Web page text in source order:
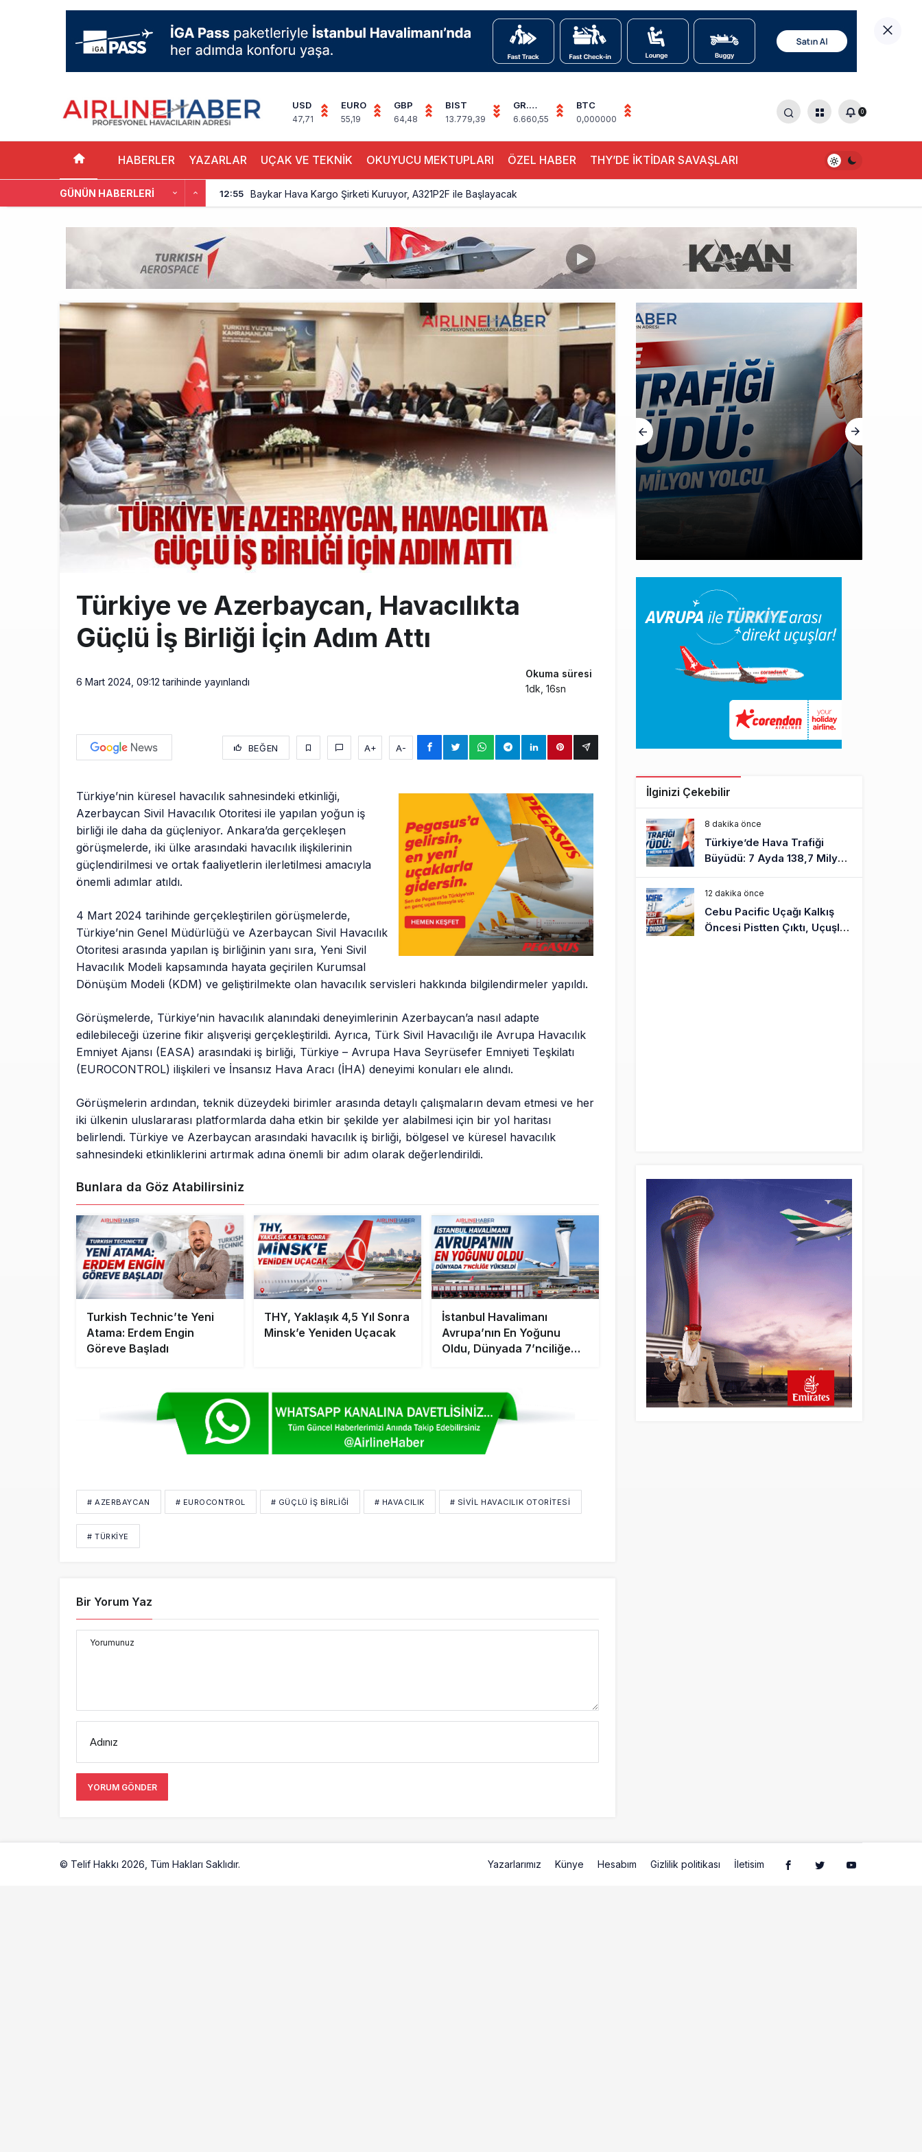
USD
47,71
EURO
55,19
GBP
64,48
BIST
13.779,39
GR.
ALTIN
6.660,55
BTC
0,000000
0
HABERLER YAZARLAR UÇAK VE TEKNİK OKUYUCU MEKTUPLARI ÖZEL HABER THY’DE İKTİDAR SAVAŞLARI
GÜNÜN HABERLERI 12:55 Baykar Hava Kargo Şirketi Kuruyor, A321P2F ile Başlayacak
Cebu Pacific Uçağı Kalkış Öncesi Pistten Çıktı, Uçuşlar Durdu
Turkish Technic’te Yeni Atama: Erdem Engin Göreve Başladı
12:18 THY, Yaklaşık 4,5 Yıl Sonra Minsk’e Yeniden Uçacak
11:58 İstanbul Havalimanı Avrupa’nın En Yoğunu Oldu, Dünyada 7’nciliğe Yükseldi
THY’nin Washington Uçağı Bulgaristan Üzerinden Geri Döndü
10:48 TOLUN P’den Yeni Atış Testi: AKINCI Hedefi Tam İsabetle Vurdu
Türkiye ve Azerbaycan, Havacılıkta
Güçlü İş Birliği İçin Adım Attı
6 Mart 2024, 09:12 tarihinde yayınlandı
Okuma süresi
1dk, 16sn
BEĞEN A+ A-
Türkiye’nin küresel havacılık sahnesindeki etkinliği,
Azerbaycan Sivil Havacılık Otoritesi ile yapılan yoğun iş
birliği ile daha da güçleniyor. Ankara’da gerçekleşen
görüşmelerde, iki ülke arasındaki havacılık ilişkilerinin
güçlendirilmesi ve ortak faaliyetlerin ilerletilmesi amacıyla
önemli adımlar atıldı.
4 Mart 2024 tarihinde gerçekleştirilen görüşmelerde,
Türkiye’nin Genel Müdürlüğü ve Azerbaycan Sivil Havacılık
Otoritesi arasında yapılan iş birliğinin yanı sıra, Yeni Sivil
Havacılık Modeli kapsamında hayata geçirilen Kurumsal
Dönüşüm Modeli (KDM) ve geliştirilmekte olan havacılık servisleri hakkında bilgilendirmeler yapıldı.
Görüşmelerde, Türkiye’nin havacılık alanındaki deneyimlerinin Azerbaycan’a nasıl adapte
edilebileceği üzerine fikir alışverişi gerçekleştirildi. Ayrıca, Türk Sivil Havacılığı ile Avrupa Havacılık
Emniyet Ajansı (EASA) arasındaki iş birliği, Türkiye – Avrupa Hava Seyrüsefer Emniyeti Teşkilatı
(EUROCONTROL) ilişkileri ve İnsansız Hava Aracı (İHA) deneyimi konuları ele alındı.
Görüşmelerin ardından, teknik düzeydeki birimler arasında detaylı çalışmaların devam etmesi ve her
iki ülkenin uluslararası platformlarda daha etkin bir şekilde yer alabilmesi için bir yol haritası
belirlendi. Türkiye ve Azerbaycan arasındaki havacılık iş birliği, bölgesel ve küresel havacılık
sahnesindeki etkinliklerini artırmak adına önemli bir adım olarak değerlendirildi.
Bunlara da Göz Atabilirsiniz
Turkish Technic’te Yeni
Atama: Erdem Engin
Göreve Başladı
THY, Yaklaşık 4,5 Yıl Sonra
Minsk’e Yeniden Uçacak
İstanbul Havalimanı
Avrupa’nın En Yoğunu
Oldu, Dünyada 7’nciliğe
# AZERBAYCAN # EUROCONTROL # GÜÇLÜ İŞ BIRLIĞI # HAVACILIK # SIVIL HAVACILIK OTORITESI
# TÜRKIYE
Bir Yorum Yaz
Yorumunuz
Adınız
YORUM GÖNDER
HABERLER
Cebu Pacific Uçağı Kalkış
Öncesi Pistten Çıktı,
İlginizi Çekebilir
8 dakika önce
Türkiye’de Hava Trafiği
Büyüdü: 7 Ayda 138,7 Milyon
Yolcu
12 dakika önce
Cebu Pacific Uçağı Kalkış
Öncesi Pistten Çıktı, Uçuşlar
© Telif Hakkı 2026, Tüm Hakları Saklıdır. Yazarlarımız Künye Hesabım Gizlilik politikası İletisim